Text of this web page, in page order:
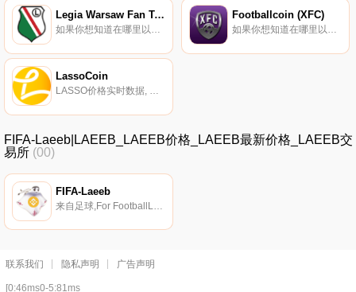
Legia Warsaw Fan Token
如果你想知道在哪里以当前价格购买Legia Warsaw Fan Token,目前交易{Legia Warsaw Fan Token]股票的顶级加密货币交易所是Chiliz和Zonda（BitBay）。您可以在我们的加密货币交易所页面上找到其他列表.
Footballcoin (XFC)
如果你想知道在哪里以当前价格购买Footballcoin (XFC),目前交易{Footballcoin (XFC)]股票的顶级加密货币交易所是WhiteBIT。您可以在我们的加密货币交易所页面上找到其他列表。FootballCoin是一款使用自己的加密货币XFC币的梦幻足球游戏.
LassoCoin
LASSO价格实时数据, 加密货币拥有和球迷控制的球队,从英格兰足球联赛开始,并迅速扩张！允许球迷控制球队的一切…名单、交易、球衣更新、赞助决定、球场权利等。众筹/“套索”将资金整合在一起,打破了一种过时的模式,即你最喜欢的运动队由一位比球迷更关心利润的亿万富翁所有.
FIFA-Laeeb|LAEEB_LAEEB价格_LAEEB最新价格_LAEEB交
易所 (00)
FIFA-Laeeb
联系我们 隐私声明 广告声明
[0:46ms0-5:81ms